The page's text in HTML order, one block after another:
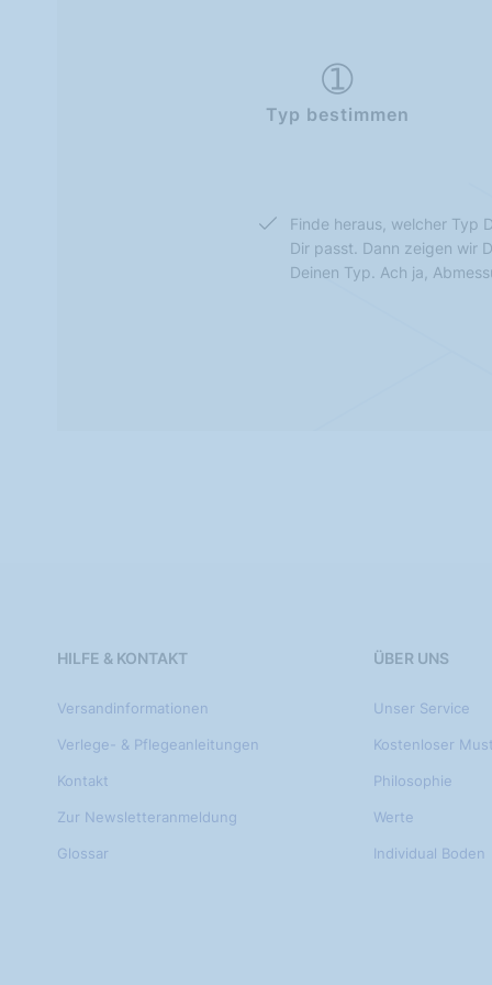
Typ bestimmen
Finde heraus, welcher Typ
Dir passt. Dann zeigen wir
Deinen Typ. Ach ja,
HILFE & KONTAKT
Versandinformationen
Verlege- & Pflegeanleitungen
Kontakt
Zur Newsletteranmeldung
Glossar
ÜBER UNS
Unser Service
Kostenloser
Philosophie
Werte
Individual Boden